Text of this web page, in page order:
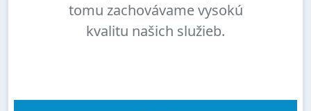
tomu zachovávame vysokú
kvalitu našich služieb.